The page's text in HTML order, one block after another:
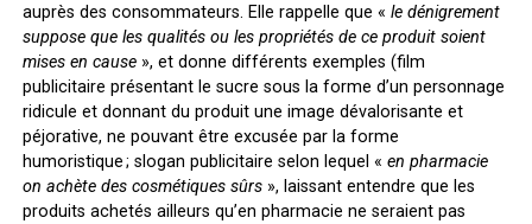
auprès des consommateurs. Elle rappelle que « le dénigrement
suppose que les qualités ou les propriétés de ce produit soient
mises en cause», et donne différents exemples (film
publicitaire présentant le sucre sous la forme d’un personnage
ridicule et donnant du produit une image dévalorisante et
péjorative, ne pouvant être excusée par la forme
humoristique ; slogan publicitaire selon lequel « en pharmacie
on achète des cosmétiques sûrs», laissant entendre que les
produits achetés ailleurs qu’en pharmacie ne seraient pas